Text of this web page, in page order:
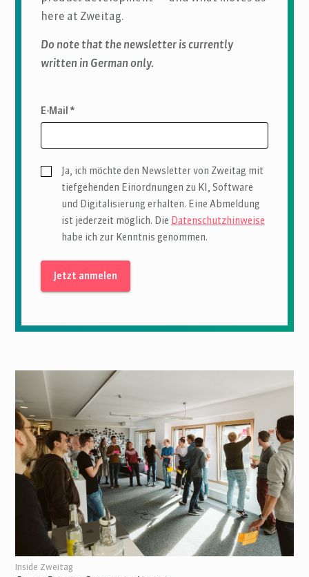
here at Zweitag.
Do note that the newsletter is currently
written in German only.
E-Mail *
Ja, ich möchte den Newsletter von Zweitag mit
tiefgehenden Einordnungen zu KI, Software
und Digitalisierung erhalten. Eine Abmeldung
ist jederzeit möglich. Die Datenschutzhinweise
habe ich zur Kenntnis genommen.
Inside Zweitag